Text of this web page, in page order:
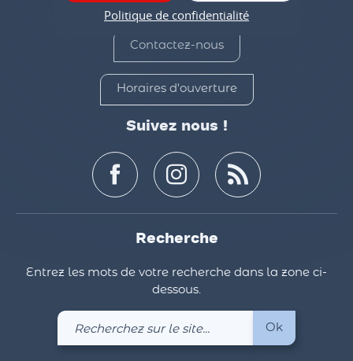
Tél. : 04 76 38 45 48
Contactez-nous
Horaires d'ouverture
Suivez nous !
Recherche
Entrez les mots de votre recherche dans la zone ci-
dessous.
Recherchez
sur
Ok
Politique de confidentialité